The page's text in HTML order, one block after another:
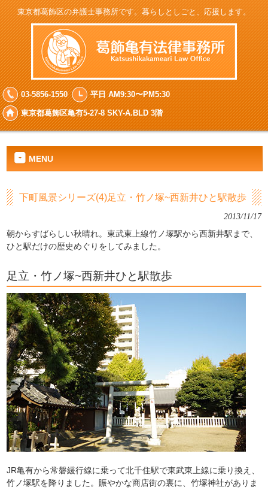
東京都葛飾区の弁護士事務所です。暮らしとしごと、応援します。
03-5856-1550 平日 AM9:30〜PM5:30
東京都葛飾区亀有5-27-8 SKY-A.BLD 3階
MENU
下町風景シリーズ(4)足立・竹ノ塚~西新井ひと駅散歩
2013/11/17
朝からすばらしい秋晴れ。東武東上線竹ノ塚駅から西新井駅まで、
ひと駅だけの歴史めぐりをしてみました。
足立・竹ノ塚~西新井ひと駅散歩
JR亀有から常磐緩行線に乗って北千住駅で東武東上線に乗り換え、
竹ノ塚駅を降りました。賑やかな商店街の裏に、竹塚神社がありま